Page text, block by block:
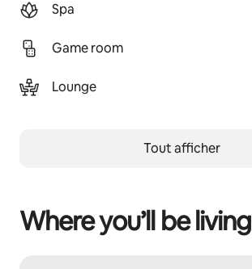
Spa
Game room
Lounge
Tout afficher
Where you’ll be living